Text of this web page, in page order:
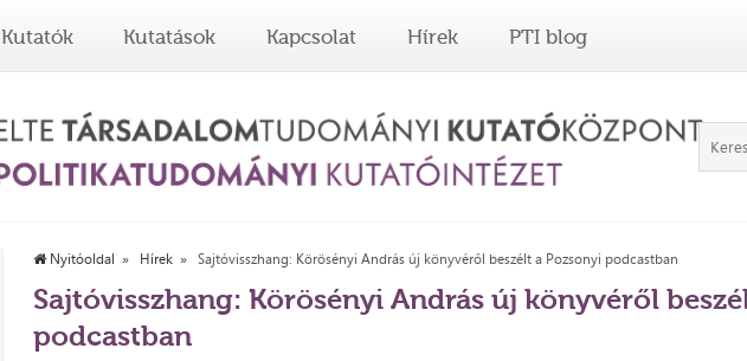
Kutatók Kutatások Kapcsolat Hírek PTI blog
Nyitóoldal Hírek Sajtóvisszhang: Körösényi András új könyvéről beszélt a Pozsonyi podcastban
Sajtóvisszhang: Körösényi András új könyvéről
podcastban